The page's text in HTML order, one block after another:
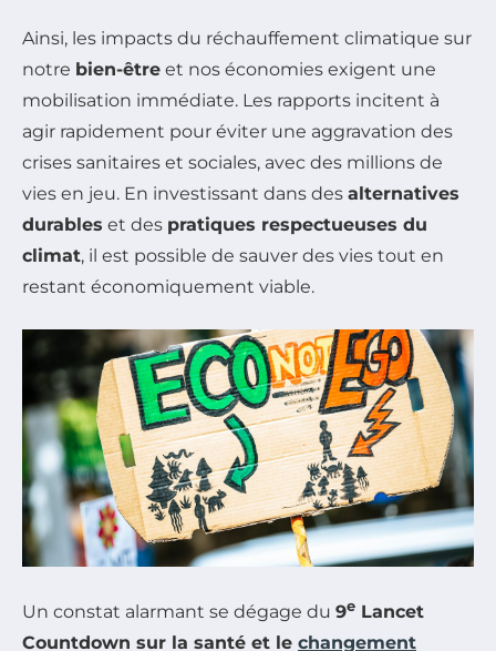
Ainsi, les impacts du réchauffement climatique sur
notre bien-être et nos économies exigent une
mobilisation immédiate. Les rapports incitent à
agir rapidement pour éviter une aggravation des
crises sanitaires et sociales, avec des millions de
vies en jeu. En investissant dans des alternatives
durables et des pratiques respectueuses du
climat, il est possible de sauver des vies tout en
restant économiquement viable.
Un constat alarmant se dégage du 9e Lancet
Countdown sur la santé et le changement